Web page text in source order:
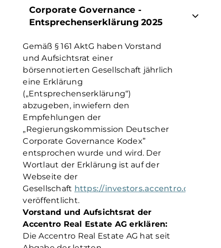
Corporate Governance -
Entsprechenserklärung 2025
Gemäß § 161 AktG haben Vorstand
und Aufsichtsrat einer
börsennotierten Gesellschaft jährlich
eine Erklärung
(„Entsprechenserklärung“)
abzugeben, inwiefern den
Empfehlungen der
„Regierungskommission Deutscher
Corporate Governance Kodex”
entsprochen wurde und wird. Der
Wortlaut der Erklärung ist auf der
Webseite der
Gesellschaft https://investors.accentro.de/
veröffentlicht.
Vorstand und Aufsichtsrat der
Accentro Real Estate AG erklären:
Die Accentro Real Estate AG hat seit